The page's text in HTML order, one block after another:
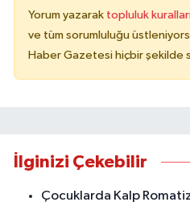
Yorum yazarak topluluk
ve tüm sorumluluğu
Haber Gazetesi hiçbir şekilde
İlginizi Çekebilir
Çocuklarda Kalp